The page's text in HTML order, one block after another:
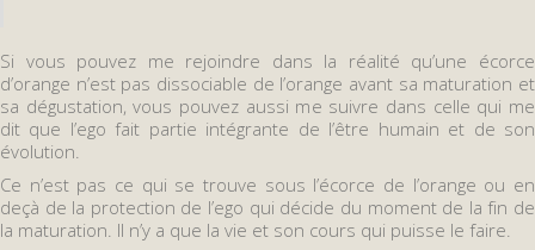
Si vous pouvez me rejoindre dans la réalité qu’une écorce
d’orange n’est pas dissociable de l’orange avant sa maturation et
sa dégustation, vous pouvez aussi me suivre dans celle qui me
dit que l’ego fait partie intégrante de l’être humain et de son
évolution.
Ce n’est pas ce qui se trouve sous l’écorce de l’orange ou en
deçà de la protection de l’ego qui décide du moment de la fin de
la maturation. Il n’y a que la vie et son cours qui puisse le faire.